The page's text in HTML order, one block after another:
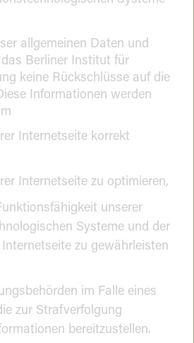
allgemeinen Daten und
Berliner Institut für
keine Rückschlüsse auf die
Informationen werden
Internetseite korrekt
Internetseite zu optimieren,
unserer
Systeme und der
zu gewährleisten
im Falle eines
zur Strafverfolgung
bereitzustellen.